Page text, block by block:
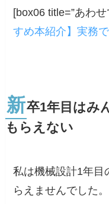
[box06 title=”あわ
すめ本紹介】実務
新卒1年目はみ
もらえない
私は機械設計1年目
らえませんでした。